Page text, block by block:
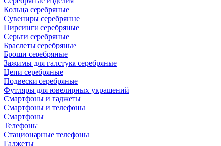
Кольца серебряные
Сувениры серебряные
Пирсинги серебряные
Серьги серебряные
Браслеты серебряные
Броши серебряные
Зажимы для галстука серебряные
Цепи серебряные
Подвески серебряные
Футляры для ювелирных украшений
Смартфоны и гаджеты
Смартфоны и телефоны
Смартфоны
Телефоны
Стационарные телефоны
Гаджеты